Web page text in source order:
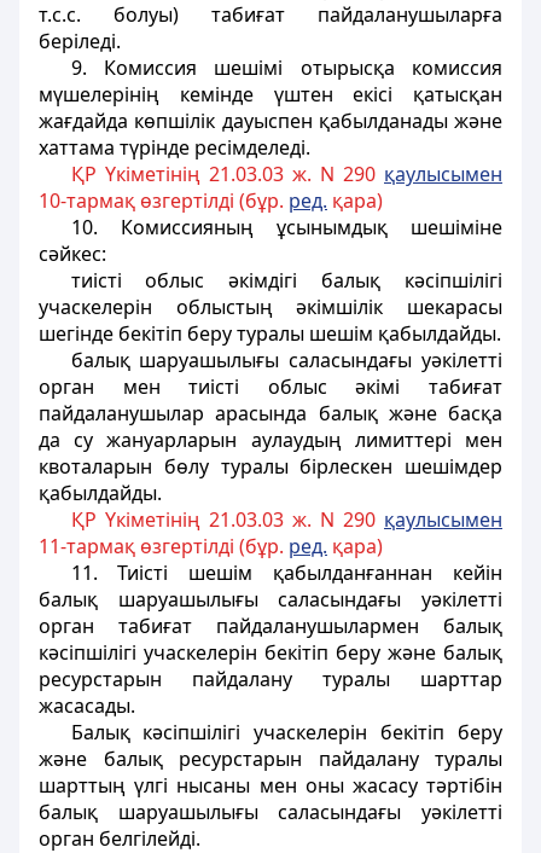
т.с.с. болуы) табиғат пайдаланушыларға
беріледі.
9. Комиссия шешімі отырысқа комиссия
мүшелерінің кемінде үштен екісі қатысқан
жағдайда көпшілік дауыспен қабылданады және
хаттама түрінде ресімделеді.
ҚР Үкіметінің 21.03.03 ж. N 290 қаулысымен
10-тармақ өзгертілді (бұр. ред. қара)
10. Комиссияның ұсынымдық шешіміне
сәйкес:
тиісті облыс әкімдігі балық кәсіпшілігі
учаскелерін облыстың әкімшілік шекарасы
шегінде бекітіп беру туралы шешім қабылдайды.
балық шаруашылығы саласындағы уәкiлеттi
орган мен тиісті облыс әкімі табиғат
пайдаланушылар арасында балық және басқа
да су жануарларын аулаудың лимиттері мен
квоталарын бөлу туралы бірлескен шешімдер
қабылдайды.
ҚР Үкіметінің 21.03.03 ж. N 290 қаулысымен
11-тармақ өзгертілді (бұр. ред. қара)
11. Тиісті шешім қабылданғаннан кейін
балық шаруашылығы саласындағы уәкiлеттi
орган табиғат пайдаланушылармен балық
кәсіпшілігі учаскелерін бекітіп беру және балық
ресурстарын пайдалану туралы шарттар
жасасады.
Балық кәсіпшілігі учаскелерін бекітіп беру
және балық ресурстарын пайдалану туралы
шарттың үлгі нысаны мен оны жасасу тәртібін
балық шаруашылығы саласындағы уәкiлеттi
орган белгілейді.